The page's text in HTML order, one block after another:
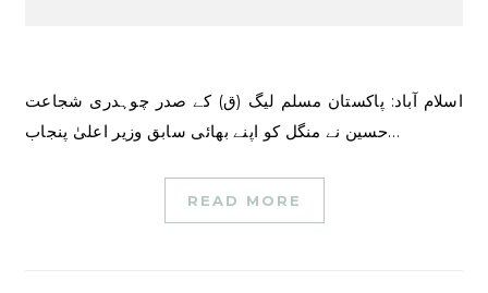
اسلام آباد: پاکستان مسلم لیگ (ق) کے صدر چوہدری شجاعت
حسین نے منگل کو اپنے بھائی سابق وزیر اعلیٰ پنجاب…
READ MORE